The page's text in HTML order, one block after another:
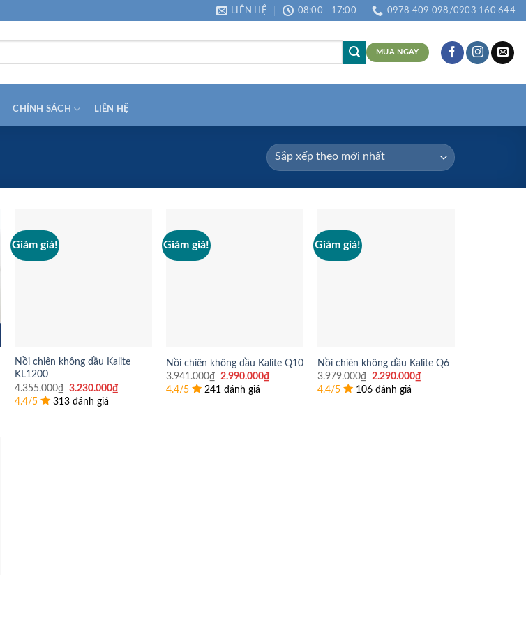
LIÊN HỆ 08:00 - 17:00 0978 409 098/0903 160 644
MUA NGAY
CHÍNH SÁCH LIÊN HỆ
Giảm giá!
Nồi chiên không dầu Kalite
KL1200
4.355.000₫ Giá
gốc
là:
3.230.000₫
4.4/5 313 đánh giá
Giảm giá!
Nồi chiên không dầu Kalite Q10
3.941.000₫ Giá
gốc
là:
2.990.000₫
4.4/5 241 đánh giá
Giảm giá!
Nồi chiên không dầu Kalite Q6
3.979.000₫ Giá
gốc
là:
2.290.000₫
4.4/5 106 đánh giá